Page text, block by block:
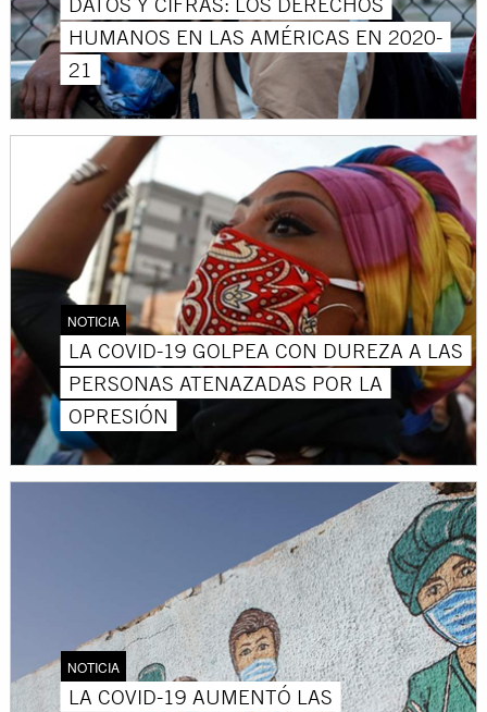
HUMANOS EN LAS AMÉRICAS EN 2020-
21
NOTICIA
LA COVID-19 GOLPEA CON DUREZA A LAS
PERSONAS ATENAZADAS POR LA
OPRESIÓN
NOTICIA
LA COVID-19 AUMENTÓ LAS